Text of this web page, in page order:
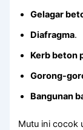
Gelagar
Diafragma.
Kerb beton
Gorong-
Bangunan
Mutu ini cocok